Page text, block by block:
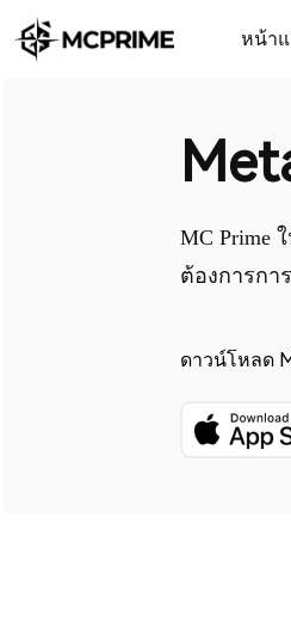
หน้า
MC Prime
ต้องการก
ดาวน์โหลด